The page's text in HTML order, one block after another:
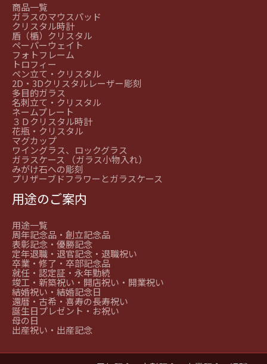
商品一覧
ガラスのマウスパッド
クリスタル時計
盾（楯）クリスタル
ペーパーウェイト
フォトフレーム
トロフィー
ペン立て・クリスタル
2D・3Dクリスタルレーザー彫刻
多目的ガラス
名刺立て・クリスタル
ネームプレート
３Ｄクリスタル時計
花瓶・クリスタル
マグカップ
ワイングラス、ロックグラス
ガラスケース （ガラス小物入れ）
みがけ石への彫刻
プリザーブドフラワーとガラスケース
用途のご案内
用途一覧
周年記念品・創立記念品
表彰記念・優勝記念
定年退職・退官記念・退職祝い
卒業・修了・卒部記念品
就任・認定証・永年勤続
竣工・新築祝い・開店祝い・開業祝い
結婚祝い・結婚記念日
還暦・古希・喜寿の長寿祝い
誕生日プレゼント・お祝い
母の日
出産祝い・出産記念